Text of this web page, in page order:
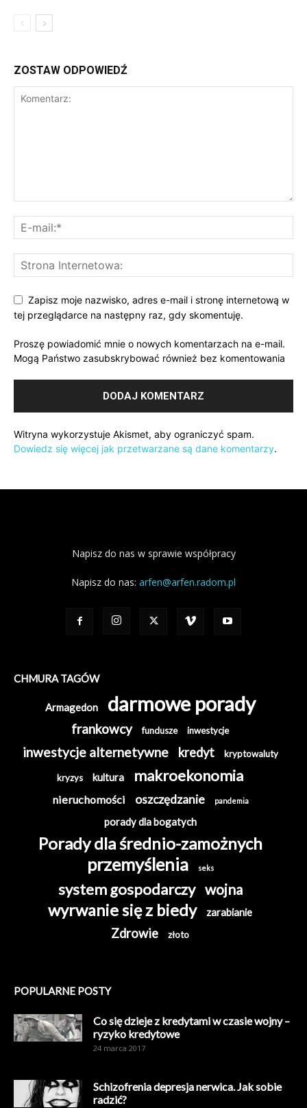
ZOSTAW ODPOWIEDŹ
Zapisz moje nazwisko, adres e-mail i stronę internetową w
tej przeglądarce na następny raz, gdy skomentuję.
Proszę powiadomić mnie o nowych komentarzach na e-mail.
Mogą Państwo zasubskrybować również bez komentowania
Witryna wykorzystuje Akismet, aby ograniczyć spam.
Dowiedz się więcej jak przetwarzane są dane komentarzy.
Napisz do nas w sprawie współpracy
Napisz do nas: arfen@arfen.radom.pl
CHMURA TAGÓW
Armagedon darmowe porady
frankowcy fundusze inwestycje
inwestycje alternetywne kredyt kryptowaluty
kryzys kultura makroekonomia
nieruchomości oszczędzanie pandemia
porady dla bogatych
Porady dla średnio-zamożnych
przemyślenia seks
system gospodarczy wojna
wyrwanie się z biedy zarabianie
Zdrowie złoto
POPULARNE POSTY
Co się dzieje z kredytami w czasie wojny –
ryzyko kredytowe
24 marca 2017
Schizofrenia depresja nerwica. Jak sobie
radzić?